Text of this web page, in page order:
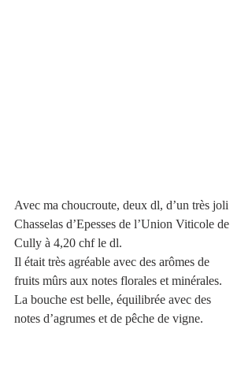
Avec ma choucroute, deux dl, d’un très joli
Chasselas d’Epesses de l’Union Viticole de
Cully à 4,20 chf le dl.
Il était très agréable avec des arômes de
fruits mûrs aux notes florales et minérales.
La bouche est belle, équilibrée avec des
notes d’agrumes et de pêche de vigne.